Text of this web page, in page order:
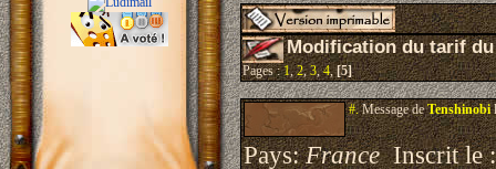
Modification du tarif
Pages :1,2,3,4,[5]
#.Message deTenshinobi
Pays:FranceInscrit le